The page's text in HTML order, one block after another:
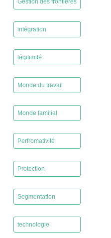
Gestion des frontières
intégration
légitimité
Monde du travail
Monde familial
Perfromativité
Protection
Segmentation
technologie